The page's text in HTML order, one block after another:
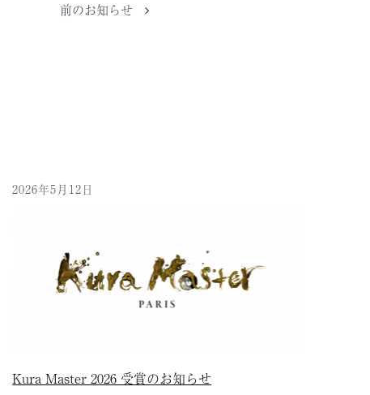
前のお知らせ
2026年5月12日
Kura Master 2026 受賞のお知らせ